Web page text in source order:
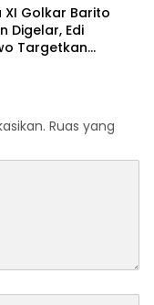
XI Golkar Barito
Digelar, Edi
Targetkan
Ruas yang